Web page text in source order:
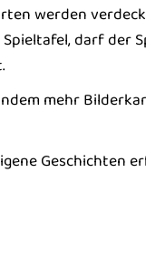
werden
darf der
mehr
Geschichten